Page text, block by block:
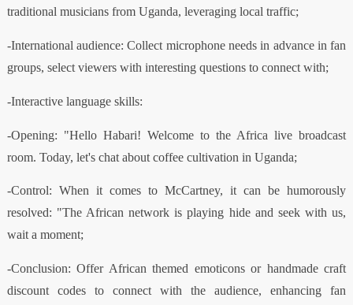
traditional musicians from Uganda, leveraging local traffic;
-International audience: Collect microphone needs in advance in fan
groups, select viewers with interesting questions to connect with;
-Interactive language skills:
-Opening: "Hello Habari! Welcome to the Africa live broadcast
room. Today, let's chat about coffee cultivation in Uganda;
-Control: When it comes to McCartney, it can be humorously
resolved: "The African network is playing hide and seek with us,
wait a moment;
-Conclusion: Offer African themed emoticons or handmade craft
discount codes to connect with the audience, enhancing fan